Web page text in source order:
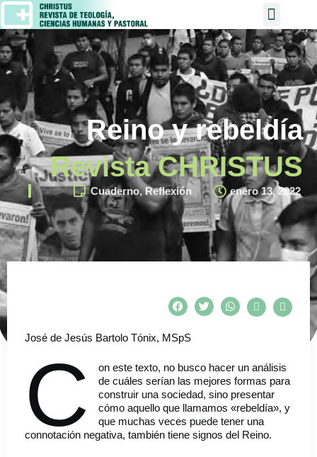
Reino y rebeldía
Revista CHRISTUS
Cuaderno,Reflexión enero 13, 2022
José de Jesús Bartolo Tónix, MSpS
C
on este texto, no busco hacer un análisis
de cuáles serían las mejores formas para
construir una sociedad, sino presentar
cómo aquello que llamamos «rebeldía», y
que muchas veces puede tener una
connotación negativa, también tiene signos del Reino.